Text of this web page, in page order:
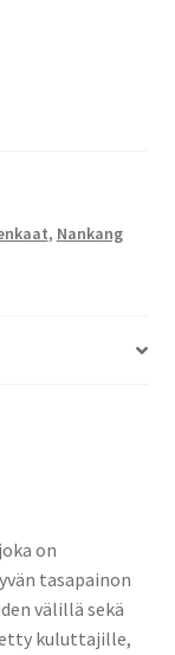
, Nankang
on
tasapainon
välillä sekä
kuluttajille,